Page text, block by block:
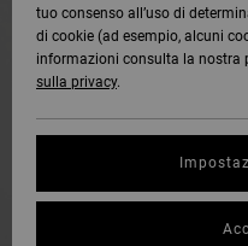
tuo consenso all’uso di
di cookie (ad esempio, alcuni
informazioni consulta la nostra
sulla privacy.